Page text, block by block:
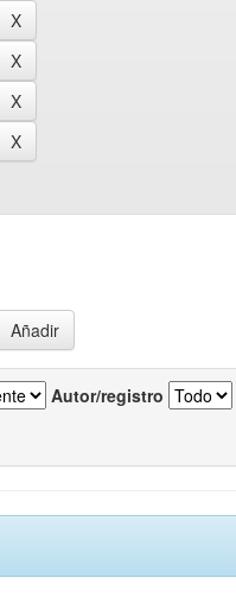
Autor/registro